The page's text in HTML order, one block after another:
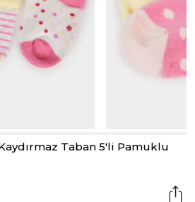
Taban 5'li Pamuklu